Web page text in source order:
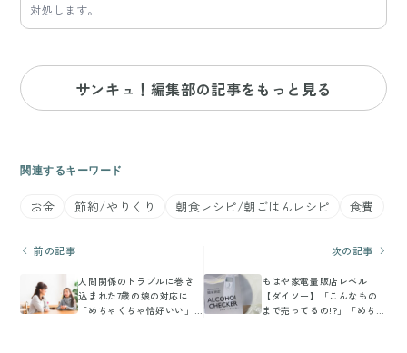
対処します。
サンキュ！編集部の記事をもっと見る
関連するキーワード
お金 節約/やりくり 朝食レシピ/朝ごはんレシピ 食費
前の記事
人間関係のトラブルに巻き
込まれた7歳の娘の対応に
「めちゃくちゃ恰好いい」
次の記事
もはや家電量販店レベル
【ダイソー】「こんなもの
まで売ってるの!?」「めちゃ